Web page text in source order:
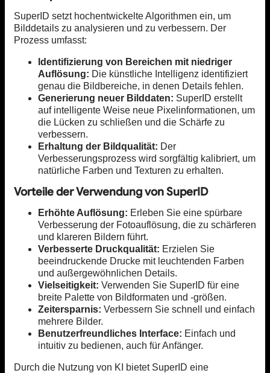
SuperID setzt hochentwickelte Algorithmen ein, um
Bilddetails zu analysieren und zu verbessern. Der
Prozess umfasst:
Identifizierung von Bereichen mit niedriger
Auflösung: Die künstliche Intelligenz identifiziert
genau die Bildbereiche, in denen Details fehlen.
Generierung neuer Bilddaten: SuperID erstellt
auf intelligente Weise neue Pixelinformationen, um
die Lücken zu schließen und die Schärfe zu
verbessern.
Erhaltung der Bildqualität: Der
Verbesserungsprozess wird sorgfältig kalibriert, um
natürliche Farben und Texturen zu erhalten.
Vorteile der Verwendung von SuperID
Erhöhte Auflösung: Erleben Sie eine spürbare
Verbesserung der Fotoauflösung, die zu schärferen
und klareren Bildern führt.
Verbesserte Druckqualität: Erzielen Sie
beeindruckende Drucke mit leuchtenden Farben
und außergewöhnlichen Details.
Vielseitigkeit: Verwenden Sie SuperID für eine
breite Palette von Bildformaten und -größen.
Zeitersparnis: Verbessern Sie schnell und einfach
mehrere Bilder.
Benutzerfreundliches Interface: Einfach und
intuitiv zu bedienen, auch für Anfänger.
Durch die Nutzung von KI bietet SuperID eine